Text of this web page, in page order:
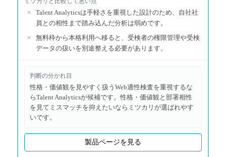
×
Talent Analyticsは手軽さを重視した設計のため、自社社
員との相性まで踏み込んだ分析は弱めです。
×
無料枠から本格利用へ移ると、受検者の権限管理や受検
データの扱いを別途整える必要があります。
判断の分かれ目
性格・価値観を見やすく扱うWeb適性検査を重視するな
らTalent Analyticsが候補です。性格・価値観と部署相性
を見てミスマッチを抑えたいならミツカリが選ばれやす
いです。
製品ページを見る